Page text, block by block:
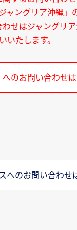
ングリア沖縄」
せはジャングリ
いたします。
へのお問い合わせ
へのお問い合わせ